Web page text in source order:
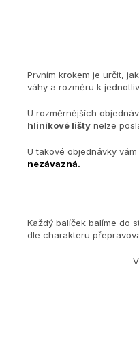
Prvním krokem je určit,
váhy a rozměru k
U rozměrnějších
hliníkové lišty nelze
U takové objednávky vám
nezávazná.
Každý balíček balíme do
dle charakteru